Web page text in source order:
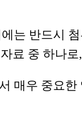
는 반드시
자료 중 하나로,
매우 중요한